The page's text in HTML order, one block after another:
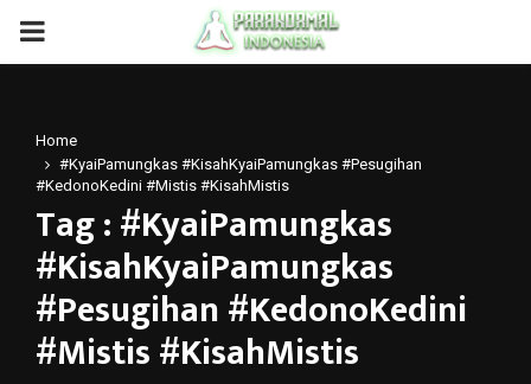
PRIMARY
Home
#KyaiPamungkas #KisahKyaiPamungkas #Pesugihan
#KedonoKedini #Mistis #KisahMistis
Tag : #KyaiPamungkas
#KisahKyaiPamungkas
#Pesugihan #KedonoKedini
#Mistis #KisahMistis